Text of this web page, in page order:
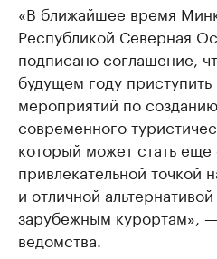
«В ближайшее время
Республикой Северная
подписано соглашение,
будущем году
мероприятий по
современного
который может стать еще
привлекательной точкой
и отличной
зарубежным курортам», —
ведомства.